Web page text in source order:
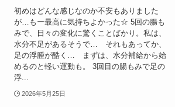
初めはどんな感じなのか不安もありました
が…もー最高に気持ちよかった☆ 5回の腸も
みで、日々の変化に驚くことばかり。私は、
水分不足があるそうで… それもあってか、
足の浮腫が酷く… まずは、水分補給から始
めるのと軽い運動も。 3回目の腸もみで足の
浮...
2026年5月25日